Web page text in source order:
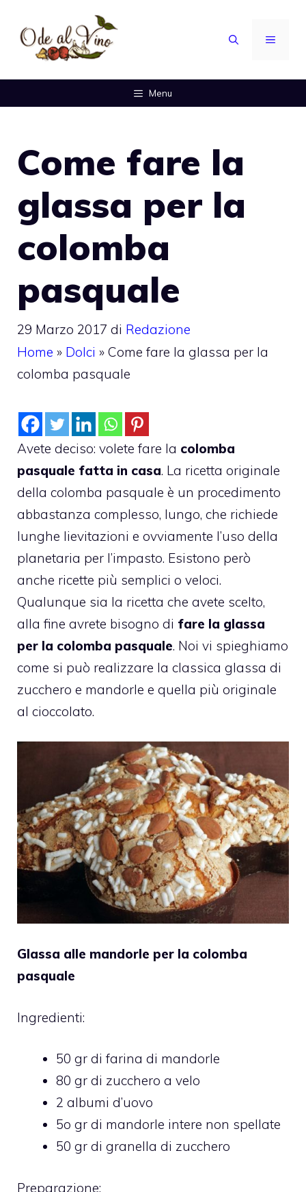
contenuto
MENU
Menu
Come fare la
glassa per la
colomba
pasquale
29 Marzo 2017 di Redazione
Home » Dolci » Come fare la glassa per la
colomba pasquale
Avete deciso: volete fare la colomba
pasquale fatta in casa. La ricetta originale
della colomba pasquale è un procedimento
abbastanza complesso, lungo, che richiede
lunghe lievitazioni e ovviamente l’uso della
planetaria per l’impasto. Esistono però
anche ricette più semplici o veloci.
Qualunque sia la ricetta che avete scelto,
alla fine avrete bisogno di fare la glassa
per la colomba pasquale. Noi vi spieghiamo
come si può realizzare la classica glassa di
zucchero e mandorle e quella più originale
al cioccolato.
Glassa alle mandorle per la colomba
pasquale
Ingredienti:
50 gr di farina di mandorle
80 gr di zucchero a velo
2 albumi d’uovo
5o gr di mandorle intere non spellate
50 gr di granella di zucchero
Preparazione: